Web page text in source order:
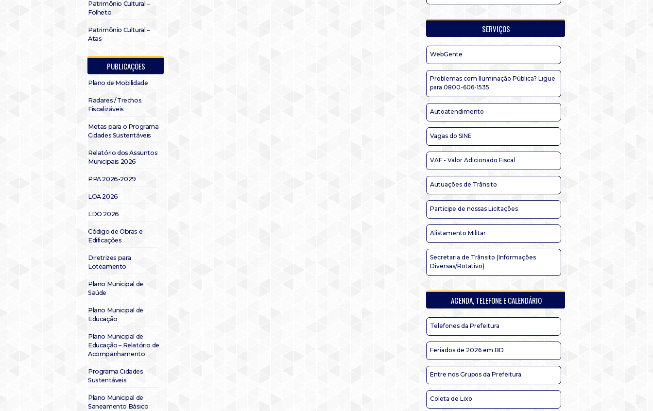
Patrimônio Cultural –
Folheto
Patrimônio Cultural –
Atas
PUBLICAÇÕES
Plano de Mobilidade
Radares / Trechos
Fiscalizáveis
Metas para o Programa
Cidades Sustentáveis
Relatório dos Assuntos
Municipais 2026
PPA 2026-2029
LOA 2026
LDO 2026
Código de Obras e
Edificações
Diretrizes para
Loteamento
Plano Municipal de
Saúde
Plano Municipal de
Educação
Plano Municipal de
Educação – Relatório de
Acompanhamento
Programa Cidades
Sustentáveis
Plano Municipal de
Saneamento Básico
SERVIÇOS
WebGente
Problemas com Iluminação Pública? Ligue
para 0800-606-1535
Autoatendimento
Vagas do SINE
VAF - Valor Adicionado Fiscal
Autuações de Trânsito
Participe de nossas Licitações
Alistamento Militar
Secretaria de Trânsito (Informações
Diversas/Rotativo)
AGENDA, TELEFONE E CALENDÁRIO
Telefones da Prefeitura
Feriados de 2026 em BD
Entre nos Grupos da Prefeitura
Coleta de Lixo